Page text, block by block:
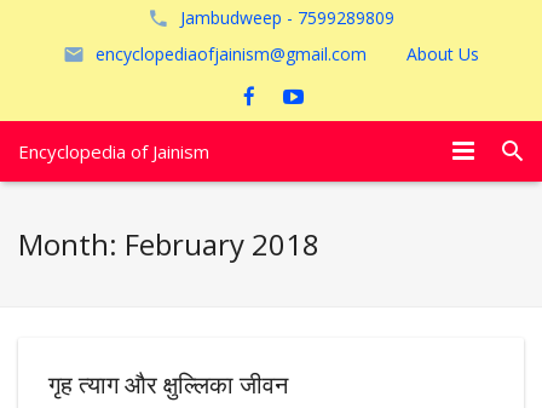
Jambudweep - 7599289809
encyclopediaofjainism@gmail.com
About Us
Encyclopedia of Jainism
अयोध्या
Month: February 2018
गृह त्याग और क्षुल्लिका जीवन